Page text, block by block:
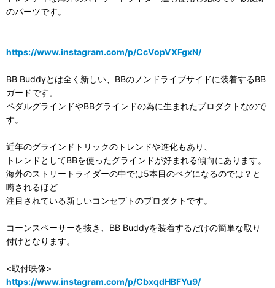
のパーツです。
https://www.instagram.com/p/CcVopVXFgxN/
BB Buddyとは全く新しい、BBのノンドライブサイドに装着するBB
ガードです。
ペダルグラインドやBBグラインドの為に生まれたプロダクトなので
す。
近年のグラインドトリックのトレンドや進化もあり、
トレンドとしてBBを使ったグラインドが好まれる傾向にあります。
海外のストリートライダーの中では5本目のペグになるのでは？と
噂されるほど
注目されている新しいコンセプトのプロダクトです。
コーンスペーサーを抜き、BB Buddyを装着するだけの簡単な取り
付けとなります。
<取付映像>
https://www.instagram.com/p/CbxqdHBFYu9/